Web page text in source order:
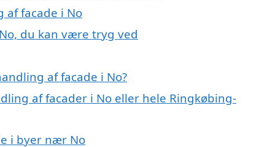
facade i No
du kan være tryg ved
af facade i No?
af facader i No eller hele Ringkøbing-
i byer nær No